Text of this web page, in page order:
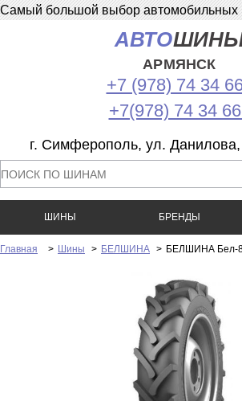
Самый большой выбор автомобильных
АВТО
АРМЯНСК
+7 (978) 74 34
+7(978) 74 34
г. Симферополь, ул.
ШИНЫ БРЕНДЫ
Главная > Шины > БЕЛШИНА > БЕЛШИНА Бел-